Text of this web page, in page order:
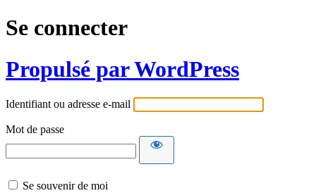
Se connecter
Propulsé par WordPress
Identifiant ou adresse e-mail
Mot de passe
Se souvenir de moi